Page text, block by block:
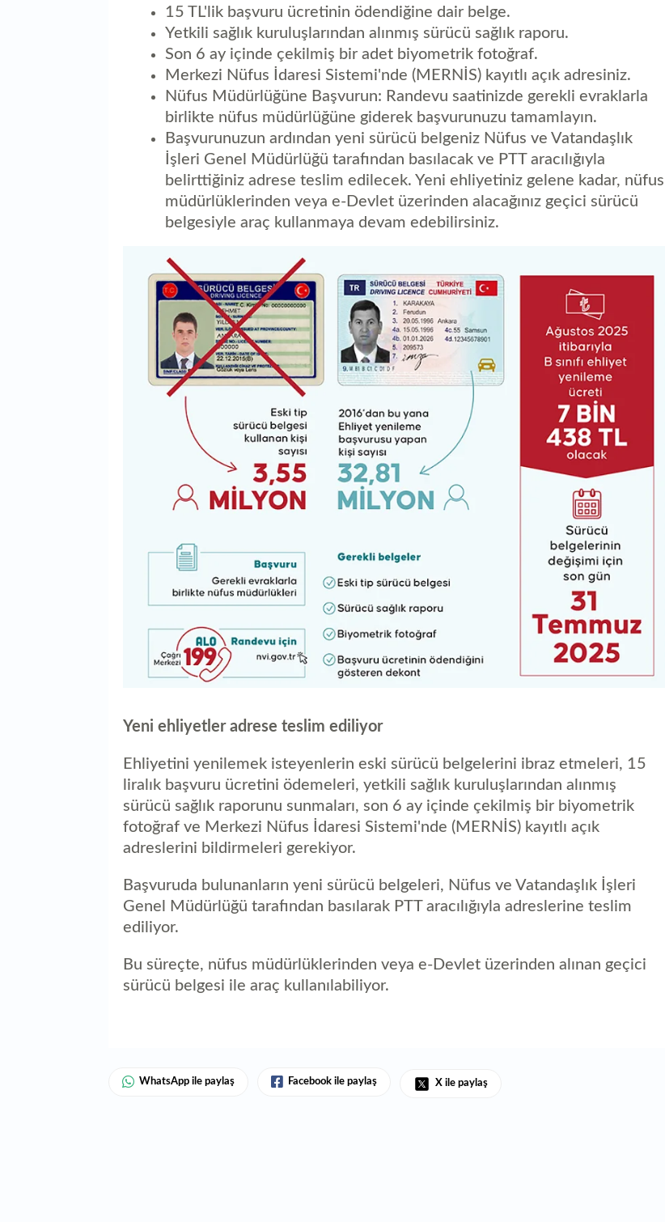
15 TL'lik başvuru ücretinin ödendiğine dair belge.
Yetkili sağlık kuruluşlarından alınmış sürücü sağlık raporu.
Son 6 ay içinde çekilmiş bir adet biyometrik fotoğraf.
Merkezi Nüfus İdaresi Sistemi'nde (MERNİS) kayıtlı açık adresiniz.
Nüfus Müdürlüğüne Başvurun: Randevu saatinizde gerekli evraklarla
birlikte nüfus müdürlüğüne giderek başvurunuzu tamamlayın.
Başvurunuzun ardından yeni sürücü belgeniz Nüfus ve Vatandaşlık
İşleri Genel Müdürlüğü tarafından basılacak ve PTT aracılığıyla
belirttiğiniz adrese teslim edilecek. Yeni ehliyetiniz gelene kadar, nüfus
müdürlüklerinden veya e-Devlet üzerinden alacağınız geçici sürücü
belgesiyle araç kullanmaya devam edebilirsiniz.
Yeni ehliyetler adrese teslim ediliyor
Ehliyetini yenilemek isteyenlerin eski sürücü belgelerini ibraz etmeleri, 15
liralık başvuru ücretini ödemeleri, yetkili sağlık kuruluşlarından alınmış
sürücü sağlık raporunu sunmaları, son 6 ay içinde çekilmiş bir biyometrik
fotoğraf ve Merkezi Nüfus İdaresi Sistemi'nde (MERNİS) kayıtlı açık
adreslerini bildirmeleri gerekiyor.
Başvuruda bulunanların yeni sürücü belgeleri, Nüfus ve Vatandaşlık İşleri
Genel Müdürlüğü tarafından basılarak PTT aracılığıyla adreslerine teslim
ediliyor.
Bu süreçte, nüfus müdürlüklerinden veya e-Devlet üzerinden alınan geçici
sürücü belgesi ile araç kullanılabiliyor.
WhatsApp ile paylaş Facebook ile paylaş X ile paylaş